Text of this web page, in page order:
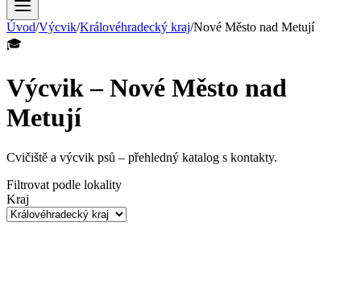
Úvod/Výcvik/Královéhradecký kraj/Nové Město nad Metují
🎓
Výcvik – Nové Město nad
Metují
Cvičiště a výcvik psů – přehledný katalog s kontakty.
Filtrovat podle lokality
Kraj